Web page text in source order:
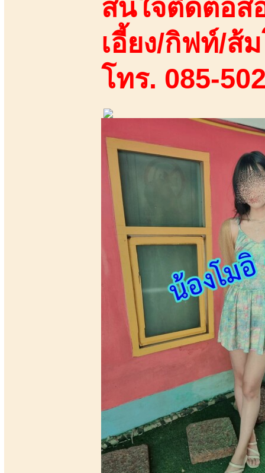
สนใจติดต่อส
เอี้ยง/กิฟท์/ส้
โทร. 085-